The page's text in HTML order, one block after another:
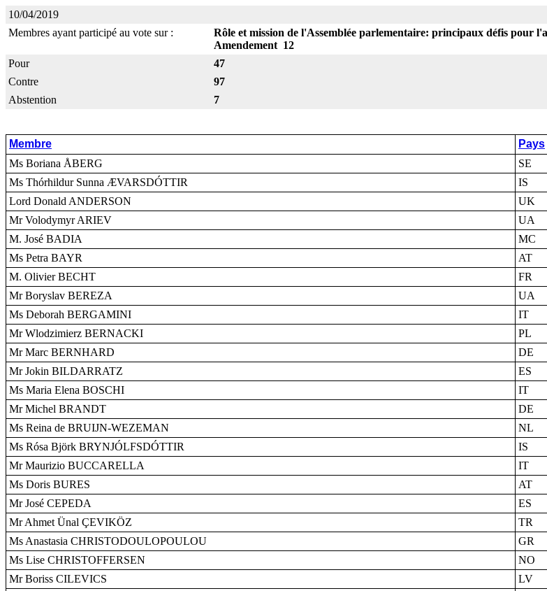
10/04/2019
Membres ayant participé au vote sur :
Rôle et mission de l'Assemblée parlementaire: principaux défis pour
Amendement 12
Pour
47
Contre
97
Abstention
7
Membre Pays
Ms Boriana ÅBERG
SE
Ms Thórhildur Sunna ÆVARSDÓTTIR
IS
Lord Donald ANDERSON
UK
Mr Volodymyr ARIEV
UA
M. José BADIA
MC
Ms Petra BAYR
AT
M. Olivier BECHT
FR
Mr Boryslav BEREZA
UA
Ms Deborah BERGAMINI
IT
Mr Wlodzimierz BERNACKI
PL
Mr Marc BERNHARD
DE
Mr Jokin BILDARRATZ
ES
Ms Maria Elena BOSCHI
IT
Mr Michel BRANDT
DE
Ms Reina de BRUIJN-WEZEMAN
NL
Ms Rósa Björk BRYNJÓLFSDÓTTIR
IS
Mr Maurizio BUCCARELLA
IT
Ms Doris BURES
AT
Mr José CEPEDA
ES
Mr Ahmet Ünal ÇEVIKÖZ
TR
Ms Anastasia CHRISTODOULOPOULOU
GR
Ms Lise CHRISTOFFERSEN
NO
Mr Boriss CILEVICS
LV